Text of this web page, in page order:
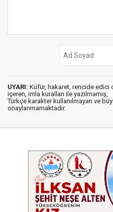
UYARI: Küfür, hakaret, rencide edici
içeren, imla kuralları ile yazılmamış,
Türkçe karakter kullanılmayan ve
onaylanmamaktadır.